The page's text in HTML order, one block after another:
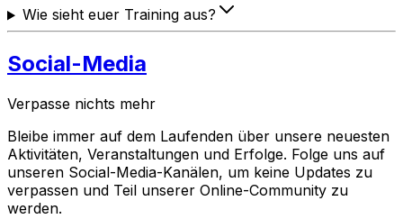
Wie sieht euer Training aus?
Social-Media
Verpasse nichts mehr
Bleibe immer auf dem Laufenden über unsere neuesten
Aktivitäten, Veranstaltungen und Erfolge. Folge uns auf
unseren Social-Media-Kanälen, um keine Updates zu
verpassen und Teil unserer Online-Community zu
werden.